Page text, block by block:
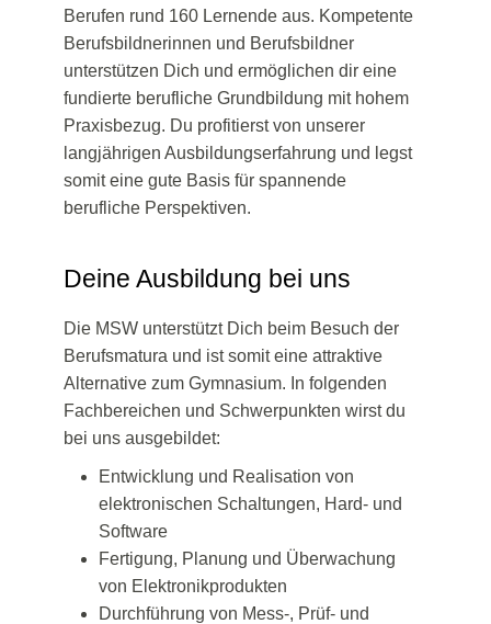
Berufen rund 160 Lernende aus. Kompetente
Berufsbildnerinnen und Berufsbildner
unterstützen Dich und ermöglichen dir eine
fundierte berufliche Grundbildung mit hohem
Praxisbezug. Du profitierst von unserer
langjährigen Ausbildungserfahrung und legst
somit eine gute Basis für spannende
berufliche Perspektiven.
Deine Ausbildung bei uns
Die MSW unterstützt Dich beim Besuch der
Berufsmatura und ist somit eine attraktive
Alternative zum Gymnasium. In folgenden
Fachbereichen und Schwerpunkten wirst du
bei uns ausgebildet:
Entwicklung und Realisation von
elektronischen Schaltungen, Hard- und
Software
Fertigung, Planung und Überwachung
von Elektronikprodukten
Durchführung von Mess-, Prüf- und